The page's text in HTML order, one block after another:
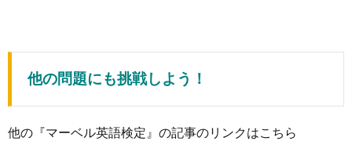
他の問題にも挑戦しよう！
他の『マーベル英語検定』の記事のリンクはこちら